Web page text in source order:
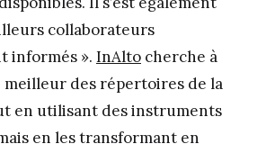
collaborateurs
informés ». InAlto cherche à
des répertoires de la
en utilisant des instruments
en les transformant en